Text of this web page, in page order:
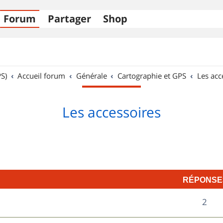
Forum Partager Shop
Accueil forum Générale Cartographie et GPS Les
Les accessoires
2R
é